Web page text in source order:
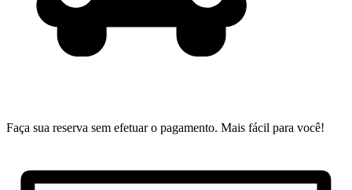
Faça sua reserva sem efetuar o pagamento. Mais fácil para você!